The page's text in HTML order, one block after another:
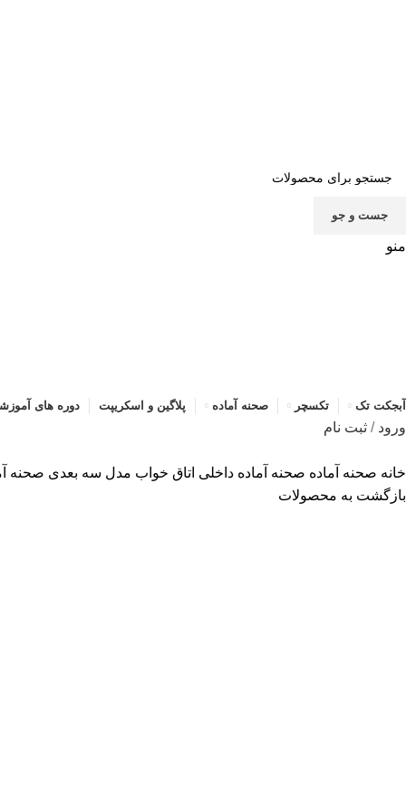
جست و جو
منو
آبجکت تک تکسچر صحنه آماده پلاگین و اسکریپت دوره های
ورود / ثبت نام
خانه صحنه آماده صحنه آماده داخلی اتاق خواب مدل سه بعدی صحنه
بازگشت به محصولات